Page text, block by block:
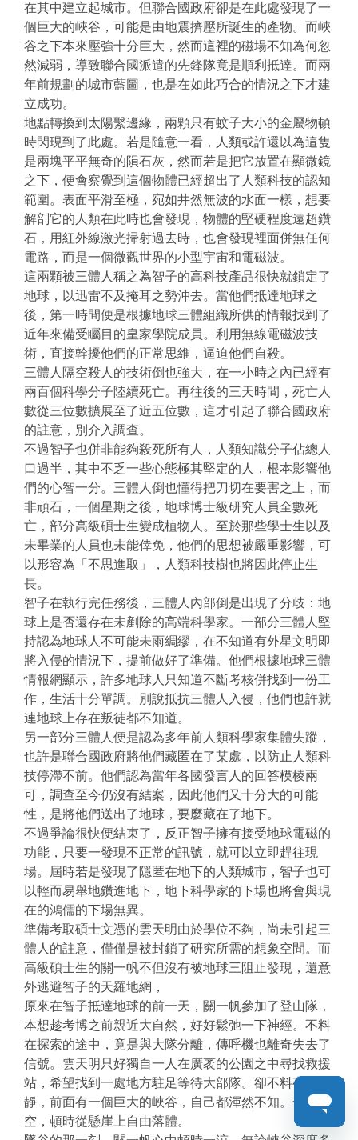
在其中建立起城市。但聯合國政府卻是在此處發現了一
個巨大的峽谷，可能是由地震擠壓所誕生的產物。而峽
谷之下本來壓強十分巨大，然而這裡的磁場不知為何忽
然減弱，導致聯合國派遣的先鋒隊竟是順利抵達。而兩
年前規劃的城市藍圖，也是在如此巧合的情況之下才建
立成功。
地點轉換到太陽繫邊緣，兩顆只有蚊子大小的金屬物頓
時閃現到了此處。若是隨意一看，人類或許還以為這隻
是兩塊平平無奇的隕石灰，然而若是把它放置在顯微鏡
之下，便會察覺到這個物體已經超出了人類科技的認知
範圍。表面平滑至極，宛如井然無波的水面一樣，想要
解剖它的人類在此時也會發現，物體的堅硬程度遠超鑽
石，用紅外線激光掃射過去時，也會發現裡面併無任何
電路，而是一個微觀世界的小型宇宙和電磁波。
這兩顆被三體人稱之為智子的高科技產品很快就鎖定了
地球，以迅雷不及掩耳之勢沖去。當他們抵達地球之
後，第一時間便是根據地球三體組織所供的情報找到了
近年來備受矚目的皇家學院成員。利用無線電磁波技
術，直接幹擾他們的正常思維，逼迫他們自殺。
三體人隔空殺人的技術倒也強大，在一小時之內已經有
兩百個科學分子陸續死亡。再往後的三天時間，死亡人
數從三位數擴展至了近五位數，這才引起了聯合國政府
的註意，別介入調查。
不過智子也併非能夠殺死所有人，人類知識分子佔總人
口過半，其中不乏一些心態極其堅定的人，根本影響他
們的心智一分。三體人倒也懂得把刀切在要害之上，而
非頑石，一個星期之後，地球博士級研究人員全數死
亡，部分高級碩士生變成植物人。至於那些學士生以及
未畢業的人員也未能倖免，他們的思想被嚴重影響，可
以形容為「不思進取」，人類科技樹也將因此停止生
長。
智子在執行完任務後，三體人內部倒是出現了分歧：地
球上是否還存在未剷除的高端科學家。一部分三體人堅
持認為地球人不可能未雨綢繆，在不知道有外星文明即
將入侵的情況下，提前做好了準備。他們根據地球三體
情報網顯示，許多地球人只知道不斷考核併找到一份工
作，生活十分單調。別說抵抗三體人入侵，他們也許就
連地球上存在叛徒都不知道。
另一部分三體人便是認為多年前人類科學家集體失蹤，
也許是聯合國政府將他們藏匿在了某處，以防止人類科
技停滯不前。他們認為當年各國發言人的回答模棱兩
可，調查至今仍沒有結案，因此他們又十分大的可能
性，是將他們送出了地球，要麼藏在了地下。
不過爭論很快便結束了，反正智子擁有接受地球電磁的
功能，只要一發現不正常的訊號，就可以立即趕往現
場。屆時若是發現了隱匿在地下的人類城市，智子也可
以輕而易舉地鑽進地下，地下科學家的下場也將會與現
在的鴻儒的下場無異。
準備考取碩士文憑的雲天明由於學位不夠，尚未引起三
體人的註意，僅僅是被封鎖了研究所需的想象空間。而
高級碩士生的關一帆不但沒有被地球三阻止發現，還意
外逃避智子的天羅地網，
原來在智子抵達地球的前一天，關一帆參加了登山隊，
本想趁考博之前親近大自然，好好鬆弛一下神經。不料
在探索的途中，竟是與大隊分離，傳呼機也離奇失去了
信號。雲天明只好獨自一人在廣袤的公園之中尋找救援
站，希望找到一處地方駐足等待大部隊。卻不料夜深人
靜，前面有一個巨大的峽谷，自己都渾然不知。一腳踩
空，頓時從懸崖上自由落體。